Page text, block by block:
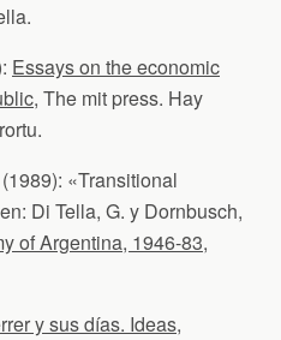
Essays on the economic
, The mit press. Hay
«Transitional
Di Tella, G. y Dornbusch,
of Argentina, 1946-83,
y sus días. Ideas,